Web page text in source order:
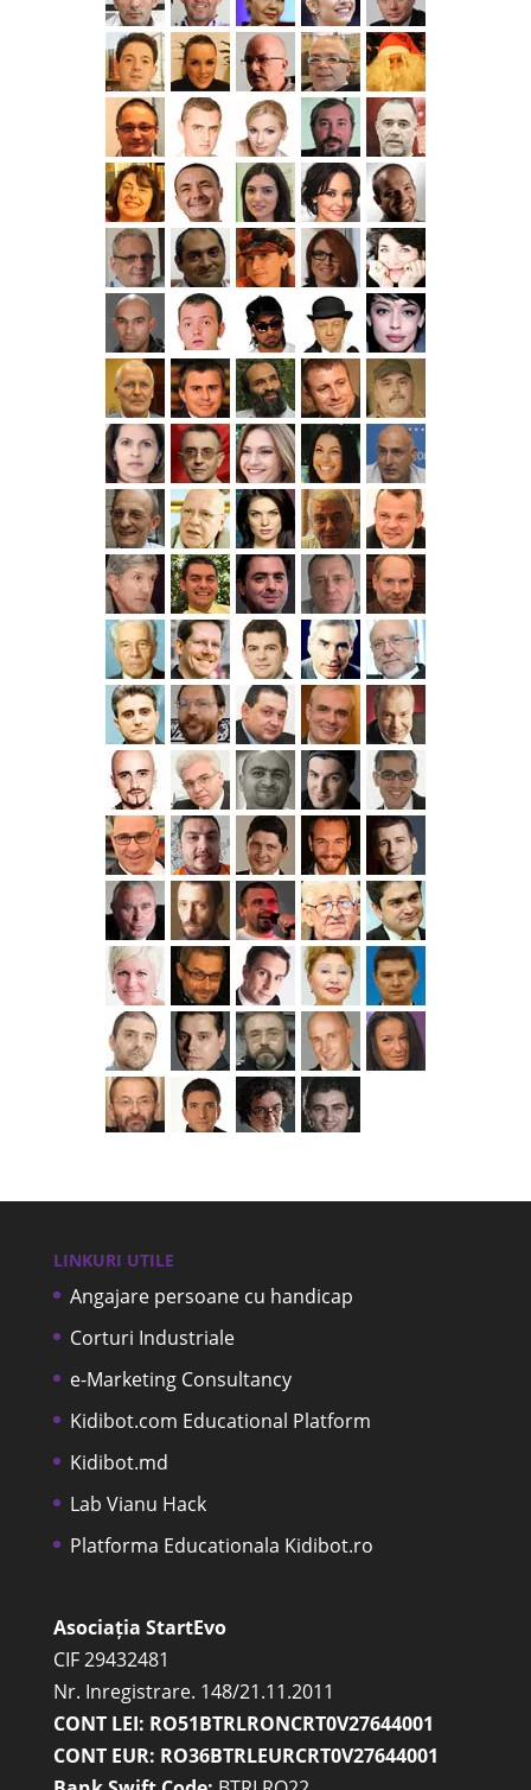
LINKURI UTILE
Angajare persoane cu handicap
Corturi Industriale
e-Marketing Consultancy
Kidibot.com Educational Platform
Kidibot.md
Lab Vianu Hack
Platforma Educationala Kidibot.ro
Asociația StartEvo
CIF 29432481
Nr. Inregistrare. 148/21.11.2011
CONT LEI: RO51BTRLRONCRT0V27644001
CONT EUR: RO36BTRLEURCRT0V27644001